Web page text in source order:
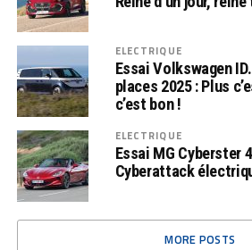
ELECTRIQUE
Essai Volkswagen
places 2025 : Plus
c’est bon !
ELECTRIQUE
Essai MG Cyberster
Cyberattack
MORE POSTS